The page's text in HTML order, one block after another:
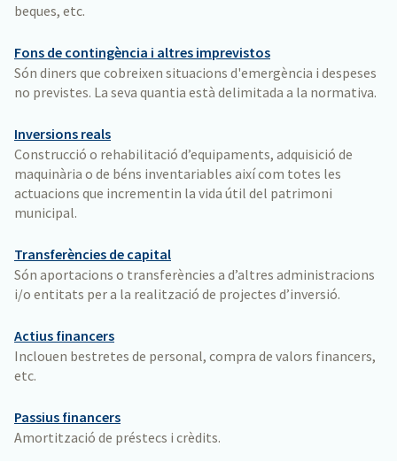
beques, etc.
Fons de contingència i altres imprevistos
Són diners que cobreixen situacions d'emergència i despeses
no previstes. La seva quantia està delimitada a la normativa.
Inversions reals
Construcció o rehabilitació d’equipaments, adquisició de
maquinària o de béns inventariables així com totes les
actuacions que incrementin la vida útil del patrimoni
municipal.
Transferències de capital
Són aportacions o transferències a d’altres administracions
i/o entitats per a la realització de projectes d’inversió.
Actius financers
Inclouen bestretes de personal, compra de valors financers,
etc.
Passius financers
Amortització de préstecs i crèdits.